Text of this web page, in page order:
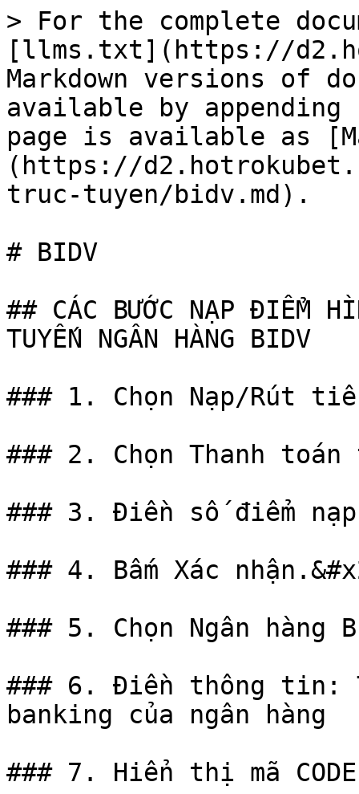
> For the complete
[llms.txt](https://
Markdown versions of
available by
page is available as
(https://
truc-tuyen/bidv.md).
# BIDV
## CÁC BƯỚC NẠP ĐIỂM
TUYẾN NGÂN HÀNG BIDV
### 1. Chọn Nạp/Rút
### 2. Chọn Thanh
### 3. Điền số điểm
### 4. Bấm Xác
### 5. Chọn Ngân hàng
### 6. Điền thông tin:
banking của ngân hàng
### 7. Hiển thị mã